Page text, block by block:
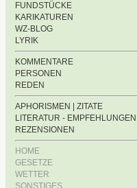
FUNDSTÜCKE
KARIKATUREN
WZ-BLOG
LYRIK
KOMMENTARE
PERSONEN
REDEN
APHORISMEN | ZITATE
LITERATUR - EMPFEHLUNGEN
REZENSIONEN
HOME
GESETZE
WETTER
SONSTIGES